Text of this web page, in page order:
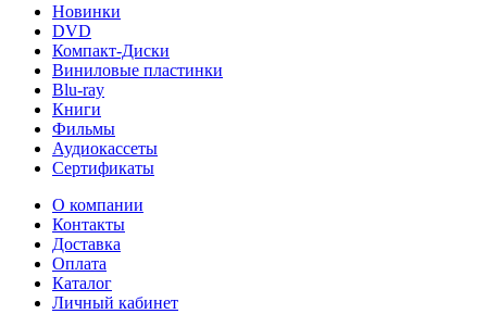
Новинки
DVD
Компакт-Диски
Виниловые пластинки
Blu-ray
Книги
Фильмы
Аудиокассеты
Сертификаты
О компании
Контакты
Доставка
Оплата
Каталог
Личный кабинет